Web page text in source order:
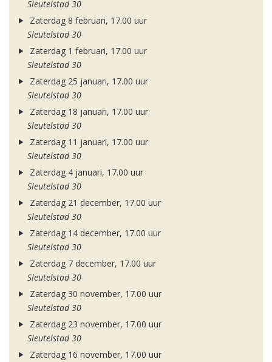
Sleutelstad 30
Zaterdag 8 februari, 17.00 uur
Sleutelstad 30
Zaterdag 1 februari, 17.00 uur
Sleutelstad 30
Zaterdag 25 januari, 17.00 uur
Sleutelstad 30
Zaterdag 18 januari, 17.00 uur
Sleutelstad 30
Zaterdag 11 januari, 17.00 uur
Sleutelstad 30
Zaterdag 4 januari, 17.00 uur
Sleutelstad 30
Zaterdag 21 december, 17.00 uur
Sleutelstad 30
Zaterdag 14 december, 17.00 uur
Sleutelstad 30
Zaterdag 7 december, 17.00 uur
Sleutelstad 30
Zaterdag 30 november, 17.00 uur
Sleutelstad 30
Zaterdag 23 november, 17.00 uur
Sleutelstad 30
Zaterdag 16 november, 17.00 uur